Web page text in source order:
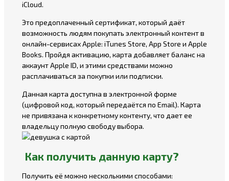
iCloud.
Это предоплаченный сертификат, который даёт
возможность людям покупать электронный контент в
онлайн-сервисах Apple: iTunes Store, App Store и Apple
Books. Пройдя активацию, карта добавляет баланс на
аккаунт Apple ID, и этими средствами можно
расплачиваться за покупки или подписки.
Данная карта доступна в электронной форме
(цифровой код, который передаётся по Email). Карта
не привязана к конкретному контенту, что дает ее
владельцу полную свободу выбора.
Как получить данную карту?
Получить её можно несколькими способами: